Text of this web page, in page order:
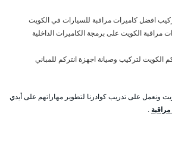
افضل كاميرات مراقبة للسيارات في الكويت
مراقبة الكويت على برمجة الكاميرات الداخلية
الكويت لتركيب وصيانة اجهزة انتركم للمباني
ونعمل على تدريب كوادرنا لتطوير مهاراتهم على أيدي
.